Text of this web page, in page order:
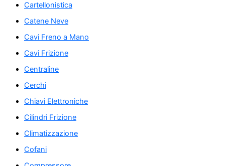
Cartellonistica
Catene Neve
Cavi Freno a Mano
Cavi Frizione
Centraline
Cerchi
Chiavi Elettroniche
Cilindri Frizione
Climatizzazione
Cofani